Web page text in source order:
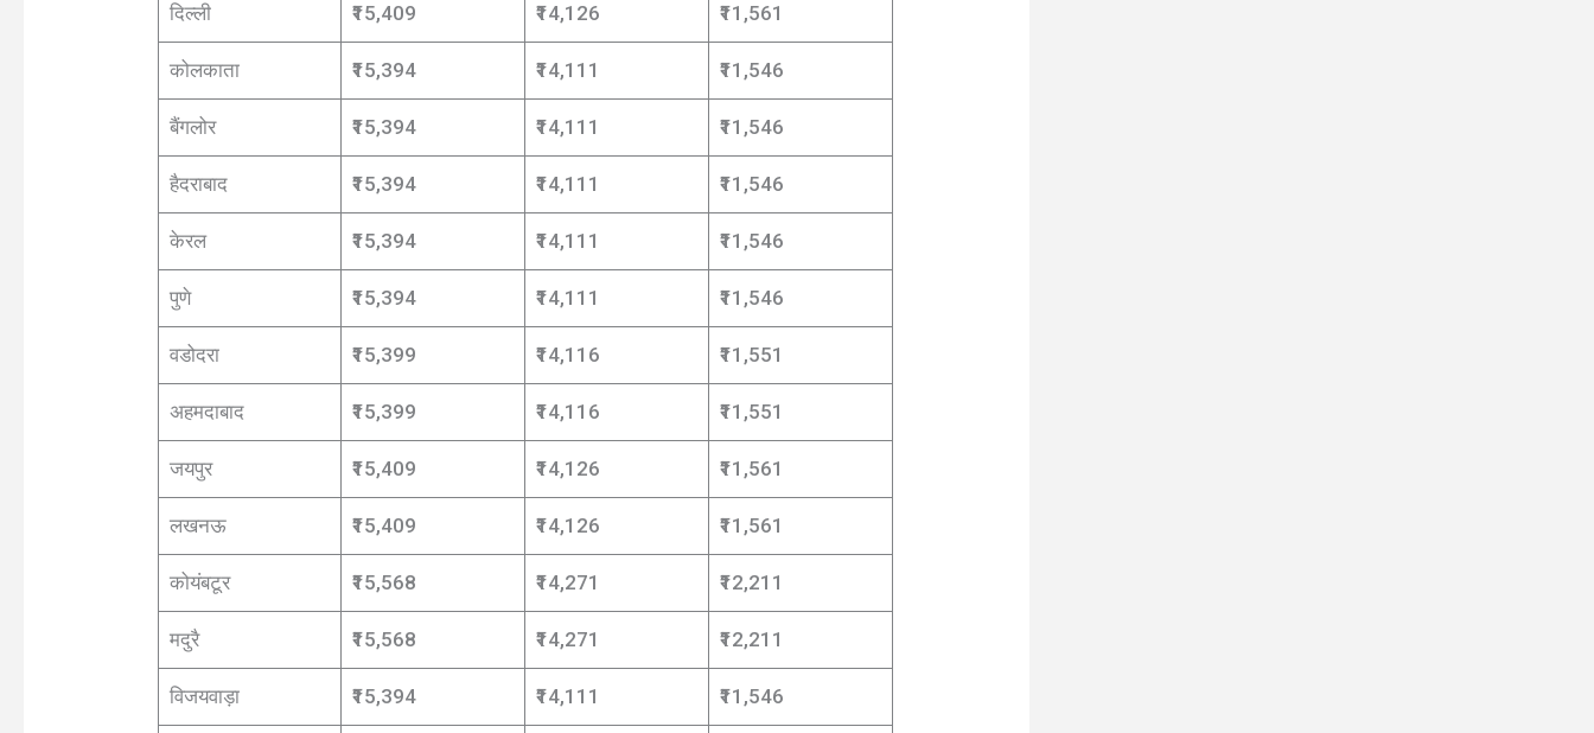
दिल्ली ₹15,409 ₹14,126 ₹11,561
कोलकाता ₹15,394 ₹14,111 ₹11,546
बैंगलोर ₹15,394 ₹14,111 ₹11,546
हैदराबाद ₹15,394 ₹14,111 ₹11,546
केरल ₹15,394 ₹14,111 ₹11,546
पुणे ₹15,394 ₹14,111 ₹11,546
वडोदरा ₹15,399 ₹14,116 ₹11,551
अहमदाबाद ₹15,399 ₹14,116 ₹11,551
जयपुर ₹15,409 ₹14,126 ₹11,561
लखनऊ ₹15,409 ₹14,126 ₹11,561
कोयंबटूर ₹15,568 ₹14,271 ₹12,211
मदुरै ₹15,568 ₹14,271 ₹12,211
विजयवाड़ा ₹15,394 ₹14,111 ₹11,546